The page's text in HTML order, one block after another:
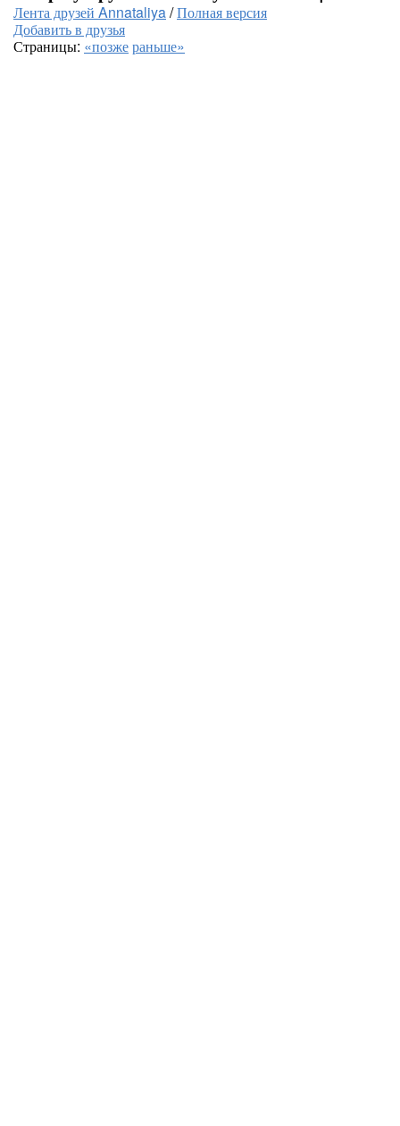
Лента друзей Annataliya/Полная версия
Добавить в друзья
Страницы: «позжераньше»